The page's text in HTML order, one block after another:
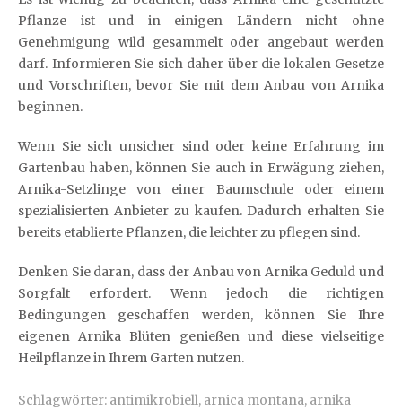
Pflanze ist und in einigen Ländern nicht ohne
Genehmigung wild gesammelt oder angebaut werden
darf. Informieren Sie sich daher über die lokalen Gesetze
und Vorschriften, bevor Sie mit dem Anbau von Arnika
beginnen.
Wenn Sie sich unsicher sind oder keine Erfahrung im
Gartenbau haben, können Sie auch in Erwägung ziehen,
Arnika-Setzlinge von einer Baumschule oder einem
spezialisierten Anbieter zu kaufen. Dadurch erhalten Sie
bereits etablierte Pflanzen, die leichter zu pflegen sind.
Denken Sie daran, dass der Anbau von Arnika Geduld und
Sorgfalt erfordert. Wenn jedoch die richtigen
Bedingungen geschaffen werden, können Sie Ihre
eigenen Arnika Blüten genießen und diese vielseitige
Heilpflanze in Ihrem Garten nutzen.
Schlagwörter: antimikrobiell, arnica montana, arnika